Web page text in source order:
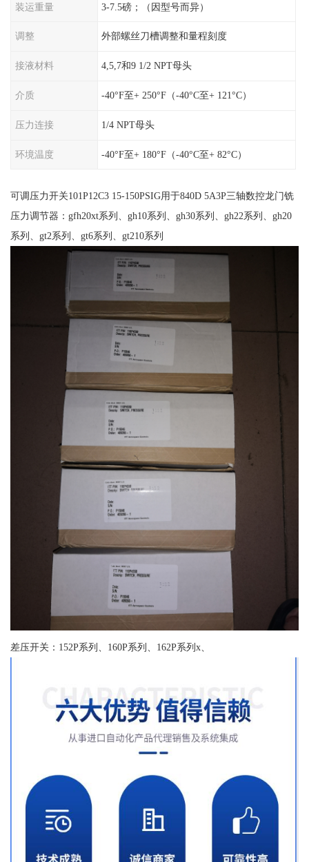
装运重量 3-7.5磅；（因型号而异）
调整 外部螺丝刀槽调整和量程刻度
接液材料 4,5,7和9 1/2 NPT母头
介质 -40°F至+ 250°F（-40°C至+ 121°C）
压力连接 1/4 NPT母头
环境温度 -40°F至+ 180°F（-40°C至+ 82°C）
可调压力开关101P12C3 15-150PSIG用于840D 5A3P三轴数控龙门铣
压力调节器：gfh20xt系列、gh10系列、gh30系列、gh22系列、gh20
系列、gt2系列、gt6系列、gt210系列
差压开关：152P系列、160P系列、162P系列x、